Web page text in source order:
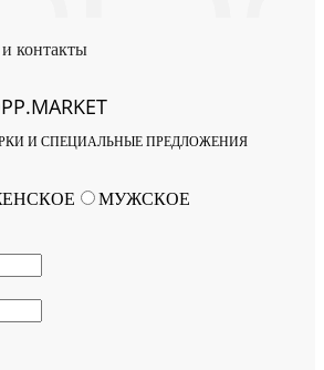
контакты
И СПЕЦИАЛЬНЫЕ ПРЕДЛОЖЕНИЯ
МУЖСКОЕ